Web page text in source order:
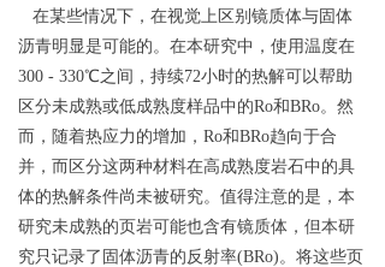
在某些情况下，在视觉上区别镜质体与固体
沥青明显是可能的。在本研究中，使用温度在
300 - 330℃之间，持续72小时的热解可以帮助
区分未成熟或低成熟度样品中的Ro和BRo。然
而，随着热应力的增加，Ro和BRo趋向于合
并，而区分这两种材料在高成熟度岩石中的具
体的热解条件尚未被研究。值得注意的是，本
研究未成熟的页岩可能也含有镜质体，但本研
究只记录了固体沥青的反射率(BRo)。将这些页